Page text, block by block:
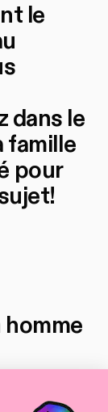
le
dans le
famille
pour